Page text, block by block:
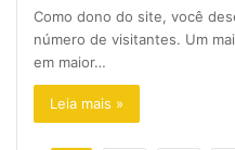
Como dono do site, você
número de visitantes. Um
em maior…
Leia mais »